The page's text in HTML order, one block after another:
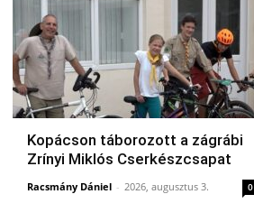
Kopácson táborozott a zágrábi
Zrínyi Miklós Cserkészcsapat
Racsmány Dániel - 2026, augusztus 3. 0